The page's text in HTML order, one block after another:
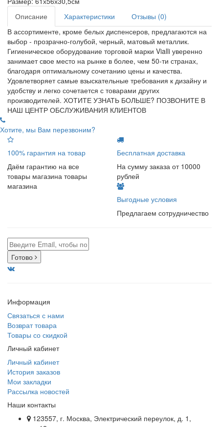
Описание
Характеристики
Отзывы (0)
В ассортименте, кроме белых диспенсеров, предлагаются на
выбор - прозрачно-голубой, черный, матовый металлик.
Гигиеническое оборудование торговой марки Vialli уверенно
занимает свое место на рынке в более, чем 50-ти странах,
благодаря оптимальному сочетанию цены и качества.
Удовлетворяет самые взыскательные требования к дизайну и
удобству и легко сочетается с товарами других
производителей. ХОТИТЕ УЗНАТЬ БОЛЬШЕ? ПОЗВОНИТЕ В
НАШ ЦЕНТР ОБСЛУЖИВАНИЯ КЛИЕНТОВ
Хотите, мы Вам перезвоним?
100% гарантия на товар
Даём гарантию на все
товары магазина товары
магазина
Бесплатная доставка
На сумму заказа от 10000
рублей
Выгодные условия
Предлагаем сотрудничество
Готово
Информация
Связаться с нами
Возврат товара
Товары со скидкой
Личный кабинет
Личный кабинет
История заказов
Мои закладки
Рассылка новостей
Наши контакты
123557, г. Москва, Электрический переулок, д. 1,